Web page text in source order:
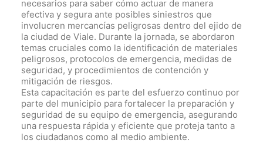
necesarios para saber cómo actuar de manera
efectiva y segura ante posibles siniestros que
involucren mercancías peligrosas dentro del ejido de
la ciudad de Viale. Durante la jornada, se abordaron
temas cruciales como la identificación de materiales
peligrosos, protocolos de emergencia, medidas de
seguridad, y procedimientos de contención y
mitigación de riesgos.
Esta capacitación es parte del esfuerzo continuo por
parte del municipio para fortalecer la preparación y
seguridad de su equipo de emergencia, asegurando
una respuesta rápida y eficiente que proteja tanto a
los ciudadanos como al medio ambiente.